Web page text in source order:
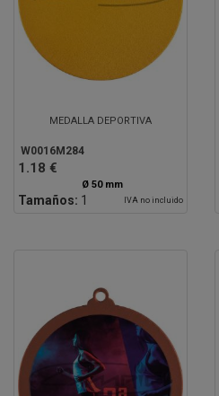
MEDALLA DEPORTIVA
W0016M284
1.18 €
Ø 50 mm
Tamaños: 1 IVA no incluido